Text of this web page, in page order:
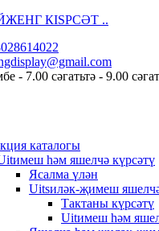
- 7.00 сәгатьтә - 9.00
каталогы
һәм яшелчә күрсәтү
Ясалма үлән
Uitsиләк-җимеш
Тактаны күрсәтү
Uitимеш һәм